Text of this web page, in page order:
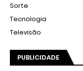
Sorte
Tecnologia
Televisão
PUBLICIDADE